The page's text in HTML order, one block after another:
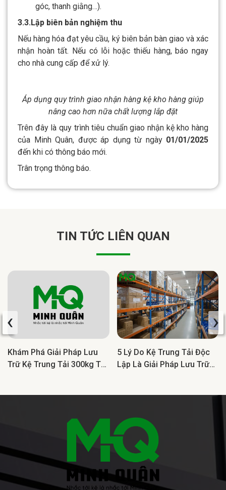
góc, thanh giằng…).
3.3.Lập biên bản nghiệm thu
Nếu hàng hóa đạt yêu cầu, ký biên bản bàn giao và xác
nhận hoàn tất. Nếu có lỗi hoặc thiếu hàng, báo ngay
cho nhà cung cấp để xử lý.
Áp dụng quy trình giao nhận hàng kệ kho hàng giúp
nâng cao hơn nữa chất lượng lắp đặt
Trên đây là quy trình tiêu chuẩn giao nhận kệ kho hàng
của Minh Quân, được áp dụng từ ngày 01/01/2025
đến khi có thông báo mới.
Trân trọng thông báo.
TIN TỨC LIÊN QUAN
Khám Phá Giải Pháp Lưu
Trữ Kệ Trung Tải 300kg Tối
5 Lý Do Kệ Trung Tải Độc
Lập Là Giải Pháp Lưu Trữ
‹ ›